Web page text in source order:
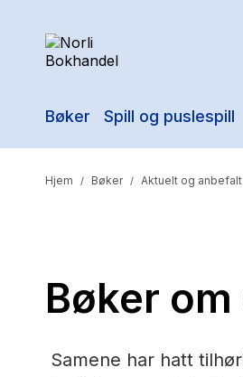
Bøker Spill og puslespill
Hjem / Bøker / Aktuelt og anbefalt
Bøker
Samene har hatt